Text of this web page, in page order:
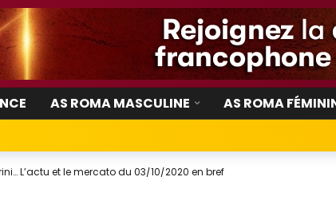
AS ROMA MASCULINE AS ROMA
L’actu et le mercato du 03/10/2020 en bref